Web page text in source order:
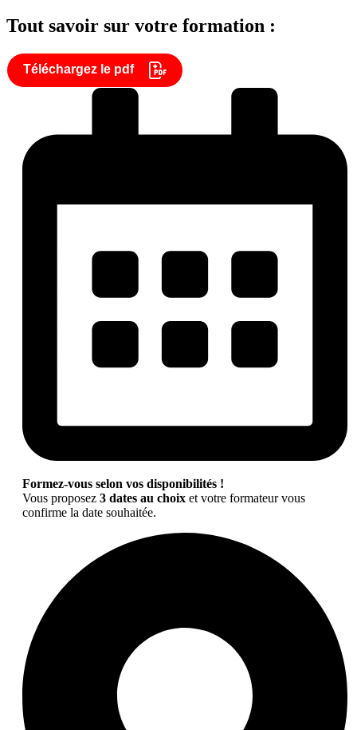
Tout savoir sur votre formation :
Téléchargez le pdf
Formez-vous selon vos disponibilités !
Vous proposez 3 dates au choix et votre formateur vous
confirme la date souhaitée.